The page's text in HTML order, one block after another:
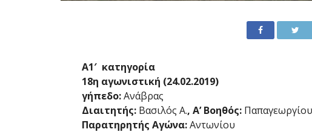
Α1′ κατηγορία
18η αγωνιστική (24.02.2019)
γήπεδο:Ανάβρας
Διαιτητής: Βασιλός Α., Α’ Βοηθός:
Παρατηρητής Αγώνα:Αντωνίου